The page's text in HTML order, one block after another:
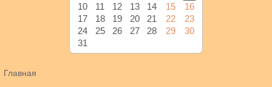
10
11 12 13 14 15
16
17
18 19 20 21 22
23
24
25 26 27 28 29
30
31
Главная